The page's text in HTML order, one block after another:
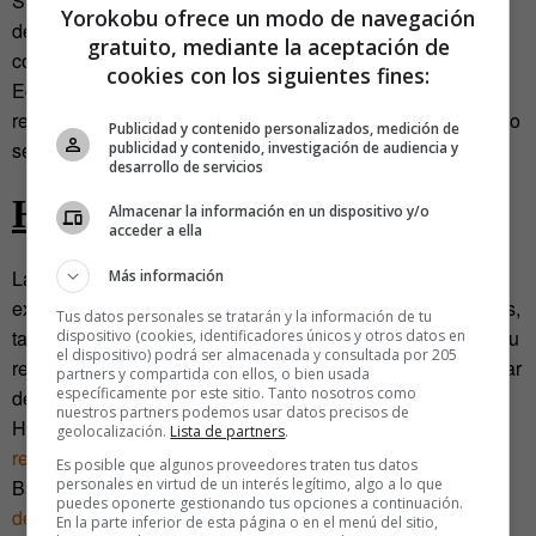
de normas obligatorias de redondeo en los pagos físicos,
como el ya citado redondeo sueco. Según explican desde
Economía, «el Estado español se muestra partidario de no
retirarlas, y en caso de que se tomara la decisión de hacerlo
se muestra partidario de realizar una retirada progresiva».
Hermano mayor
Las monedas pequeñas no son las únicas en peligro de
extinción. Sus hermanos mayores, los billetes de 500 euros,
también están en entredicho. Desde hace tiempo se pide su
retirada con los argumentos de su poca utilidad y para evitar
delitos como el blanqueo de capitales o el fraude fiscal.
Hace unas semanas,Podemos llegó incluso a pedir la
retirada de los billetes de 200 euros. El presidente del
Banco Central Europeo, Mario Draghi,quiso zanjar el
debate en 2013. Para él, «los billetes de euro de alta
Yorokobu ofrece un modo de navegación
gratuito, mediante la aceptación de
cookies con los siguientes fines:
Publicidad y contenido personalizados, medición de
publicidad y contenido, investigación de audiencia y
desarrollo de servicios
Almacenar la información en un dispositivo y/o
acceder a ella
Más información
Tus datos personales se tratarán y la información de tu
dispositivo (cookies, identificadores únicos y otros datos en
el dispositivo) podrá ser almacenada y consultada por 205
partners y compartida con ellos, o bien usada
específicamente por este sitio. Tanto nosotros como
nuestros partners podemos usar datos precisos de
geolocalización. Lista de partners.
Es posible que algunos proveedores traten tus datos
personales en virtud de un interés legítimo, algo a lo que
puedes oponerte gestionando tus opciones a continuación.
En la parte inferior de esta página o en el menú del sitio,